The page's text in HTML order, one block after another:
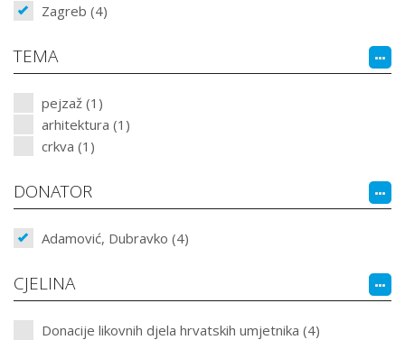
Zagreb (4)
TEMA
pejzaž (1)
arhitektura (1)
crkva (1)
DONATOR
Adamović, Dubravko (4)
CJELINA
Donacije likovnih djela hrvatskih umjetnika (4)